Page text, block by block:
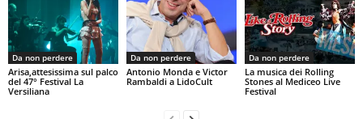
Da non perdere
Arisa,attesissima sul palco
del 47° Festival La
Versiliana
Da non perdere
Antonio Monda e Victor
Rambaldi a LidoCult
Da non perdere
La musica dei Rolling
Stones al Mediceo Live
Festival